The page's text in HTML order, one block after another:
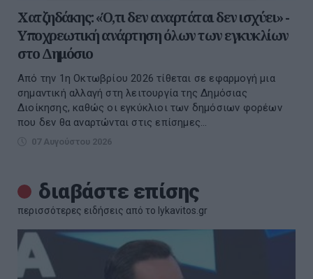
Χατζηδάκης: «Ό,τι δεν αναρτάται δεν ισχύει» -
Υποχρεωτική ανάρτηση όλων των εγκυκλίων
στο Δημόσιο
Από την 1η Οκτωβρίου 2026 τίθεται σε εφαρμογή μια
σημαντική αλλαγή στη λειτουργία της Δημόσιας
Διοίκησης, καθώς οι εγκύκλιοι των δημόσιων φορέων
που δεν θα αναρτώνται στις επίσημες...
07 Αυγούστου 2026
διαβάστε επίσης
περισσότερες ειδήσεις από το lykavitos.gr